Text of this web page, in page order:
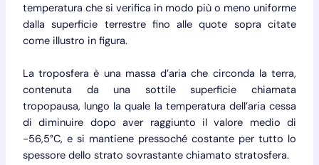
temperatura che si verifica in modo più o meno uniforme
dalla superficie terrestre fino alle quote sopra citate
come illustro in figura.
La troposfera è una massa d’aria che circonda la terra,
contenuta da una sottile superficie chiamata
tropopausa, lungo la quale la temperatura dell’aria cessa
di diminuire dopo aver raggiunto il valore medio di
-56,5°C, e si mantiene pressoché costante per tutto lo
spessore dello strato sovrastante chiamato stratosfera.